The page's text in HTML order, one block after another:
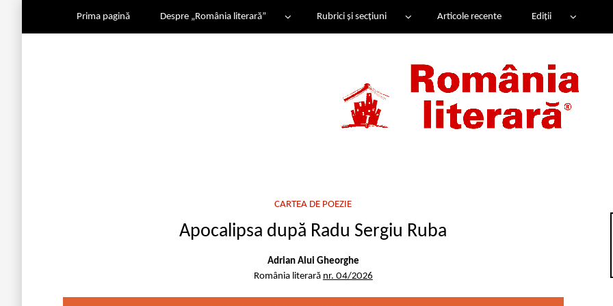
Prima pagină Despre „România literară” Rubrici și secțiuni Articole recente Ediții
CARTEA DE POEZIE
Apocalipsa după Radu Sergiu Ruba
Adrian Alui Gheorghe
România literară nr. 04/2026